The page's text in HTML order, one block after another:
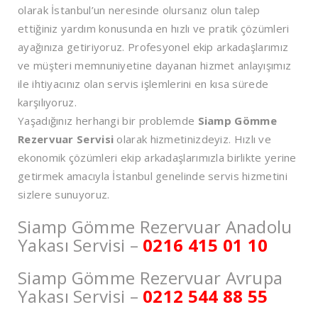
olarak İstanbul’un neresinde olursanız olun talep
ettiğiniz yardım konusunda en hızlı ve pratik çözümleri
ayağınıza getiriyoruz. Profesyonel ekip arkadaşlarımız
ve müşteri memnuniyetine dayanan hizmet anlayışımız
ile ihtiyacınız olan servis işlemlerini en kısa sürede
karşılıyoruz.
Yaşadığınız herhangi bir problemde Siamp Gömme
Rezervuar Servisi olarak hizmetinizdeyiz. Hızlı ve
ekonomik çözümleri ekip arkadaşlarımızla birlikte yerine
getirmek amacıyla İstanbul genelinde servis hizmetini
sizlere sunuyoruz.
Siamp Gömme Rezervuar Anadolu
Yakası Servisi – 0216 415 01 10
Siamp Gömme Rezervuar Avrupa
Yakası Servisi – 0212 544 88 55